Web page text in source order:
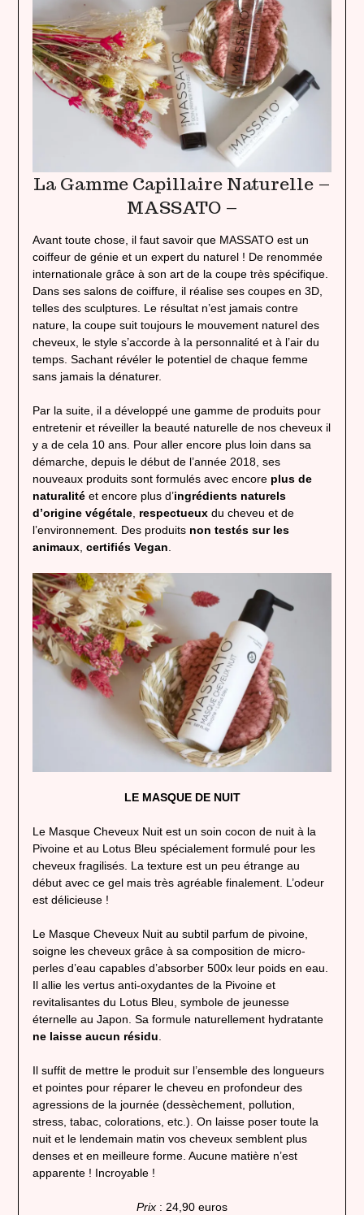
La Gamme Capillaire Naturelle –
MASSATO –
Avant toute chose, il faut savoir que MASSATO est un
coiffeur de génie et un expert du naturel ! De renommée
internationale grâce à son art de la coupe très spécifique.
Dans ses salons de coiffure, il réalise ses coupes en 3D,
telles des sculptures. Le résultat n’est jamais contre
nature, la coupe suit toujours le mouvement naturel des
cheveux, le style s’accorde à la personnalité et à l’air du
temps. Sachant révéler le potentiel de chaque femme
sans jamais la dénaturer.
Par la suite, il a développé une gamme de produits pour
entretenir et réveiller la beauté naturelle de nos cheveux il
y a de cela 10 ans. Pour aller encore plus loin dans sa
démarche, depuis le début de l’année 2018, ses
nouveaux produits sont formulés avec encore plus de
naturalitéet encore plus d’ingrédients naturels
d’origine végétale, respectueuxdu cheveu et de
l’environnement. Des produits non testés sur les
animaux, certifiés Vegan
LE MASQUE DE NUIT
Le Masque Cheveux Nuit est un soin cocon de nuit à la
Pivoine et au Lotus Bleu spécialement formulé pour les
cheveux fragilisés. La texture est un peu étrange au
début avec ce gel mais très agréable finalement. L’odeur
est délicieuse !
Le Masque Cheveux Nuit au subtil parfum de pivoine,
soigne les cheveux grâce à sa composition de micro-
perles d’eau capables d’absorber 500x leur poids en eau.
Il allie les vertus anti-oxydantes de la Pivoine et
revitalisantes du Lotus Bleu, symbole de jeunesse
éternelle au Japon. Sa formule naturellement hydratante
ne laisse aucun résidu.
Il suffit de mettre le produit sur l’ensemble des longueurs
et pointes pour réparer le cheveu en profondeur des
agressions de la journée (dessèchement, pollution,
stress, tabac, colorations, etc.). On laisse poser toute la
nuit et le lendemain matin vos cheveux semblent plus
denses et en meilleure forme. Aucune matière n’est
apparente ! Incroyable !
Prix : 24,90 euros